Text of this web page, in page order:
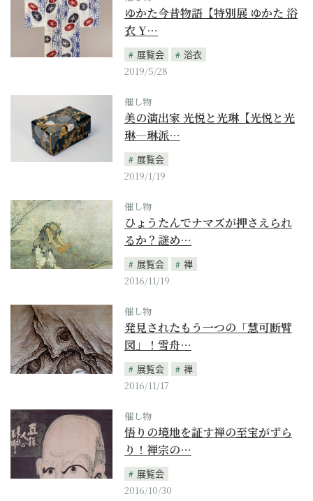
ゆかた今昔物語【特別展 ゆかた 浴
衣 Y…
展覧会
浴衣
2019/5/28
催し物
美の演出家 光悦と光琳【光悦と光
琳―琳派…
展覧会
2019/1/19
催し物
ひょうたんでナマズが押さえられ
るか？謎め…
展覧会
禅
2016/11/19
催し物
発見されたもう一つの「慧可断臂
図」！雪舟…
展覧会
禅
2016/11/17
催し物
悟りの境地を証す禅の至宝がずら
り！禅宗の…
展覧会
2016/10/30